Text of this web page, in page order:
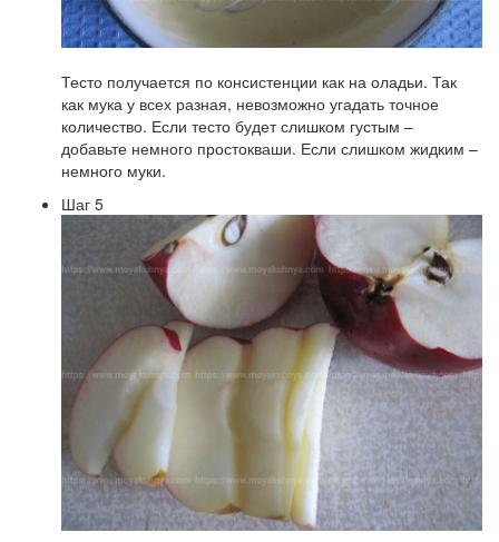
Тесто получается по консистенции как на оладьи. Так
как мука у всех разная, невозможно угадать точное
количество. Если тесто будет слишком густым –
добавьте немного простокваши. Если слишком жидким –
немного муки.
Шаг 5